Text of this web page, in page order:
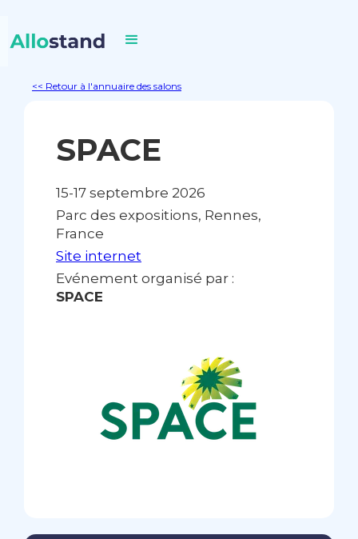
<< Retour à l'annuaire des salons
SPACE
15-17 septembre 2026
Parc des expositions, Rennes,
France
Site internet
Evénement organisé par :
SPACE